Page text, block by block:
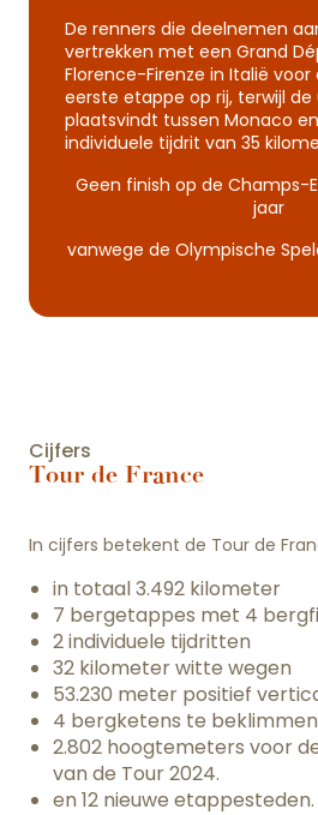
De renners die deelnemen
vertrekken met een Grand
Florence-Firenze in Italië
eerste etappe op rij, terwijl de
plaatsvindt tussen Monaco
individuele tijdrit van 35
Geen finish op de Champs-
jaar
vanwege de Olympische
Cijfers
Tour de France
In cijfers betekent de Tour de
in totaal 3.492 kilometer
7 bergetappes met 4
2 individuele tijdritten
32 kilometer witte wegen
53.230 meter positief
4 bergketens te beklimmen
2.802 hoogtemeters voor
van de Tour 2024.
en 12 nieuwe etappesteden.